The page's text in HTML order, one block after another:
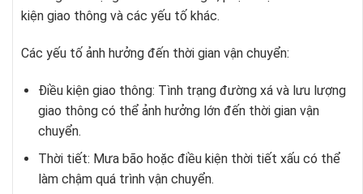
kiện giao thông và các yếu tố khác.
Các yếu tố ảnh hưởng đến thời gian vận chuyển:
Điều kiện giao thông: Tình trạng đường xá và lưu lượng
giao thông có thể ảnh hưởng lớn đến thời gian vận
chuyển.
Thời tiết: Mưa bão hoặc điều kiện thời tiết xấu có thể
làm chậm quá trình vận chuyển.